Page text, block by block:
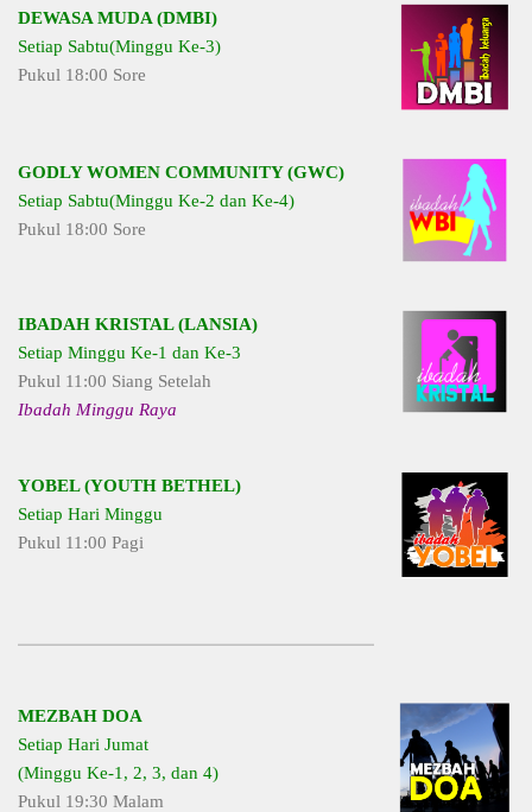
DEWASA MUDA (DMBI)
Setiap Sabtu(Minggu Ke-3)
Pukul 18:00 Sore
GODLY WOMEN COMMUNITY (GWC)
Setiap Sabtu(Minggu Ke-2 dan Ke-4)
Pukul 18:00 Sore
IBADAH KRISTAL (LANSIA)
Setiap Minggu Ke-1 dan Ke-3
Pukul 11:00 Siang Setelah
Ibadah Minggu Raya
YOBEL (YOUTH BETHEL)
Setiap Hari Minggu
Pukul 11:00 Pagi
MEZBAH DOA
Setiap Hari Jumat
(Minggu Ke-1, 2, 3, dan 4)
Pukul 19:30 Malam